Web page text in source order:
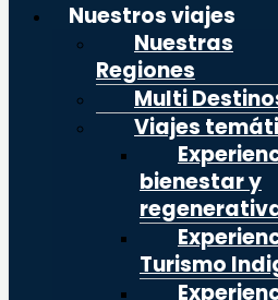
Nuestros viajes
Nuestras
Regiones
Multi
Viajes
bienestar y
Turismo